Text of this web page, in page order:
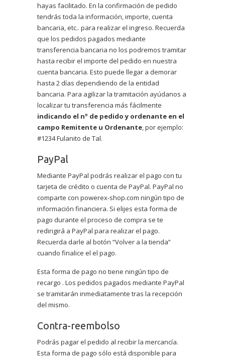
hayas facilitado. En la confirmación de pedido
tendrás toda la información, importe, cuenta
bancaria, etc.. para realizar el ingreso. Recuerda
que los pedidos pagados mediante
transferencia bancaria no los podremos tramitar
hasta recibir el importe del pedido en nuestra
cuenta bancaria. Esto puede llegar a demorar
hasta 2 días dependiendo de la entidad
bancaria. Para agilizar la tramitación ayúdanos a
localizar tu transferencia más fácilmente
indicando el nº de pedido y ordenante en el
campo Remitente u Ordenante, por ejemplo:
#1234 Fulanito de Tal.
PayPal
Mediante PayPal podrás realizar el pago con tu
tarjeta de crédito o cuenta de PayPal. PayPal no
comparte con powerex-shop.com ningún tipo de
información financiera. Si elijes esta forma de
pago durante el proceso de compra se te
redirigirá a PayPal para realizar el pago.
Recuerda darle al botón “Volver a la tienda”
cuando finalice el el pago.
Esta forma de pago no tiene ningún tipo de
recargo . Los pedidos pagados mediante PayPal
se tramitarán inmediatamente tras la recepción
del mismo.
Contra-reembolso
Podrás pagar el pedido al recibir la mercancía.
Esta forma de pago sólo está disponible para